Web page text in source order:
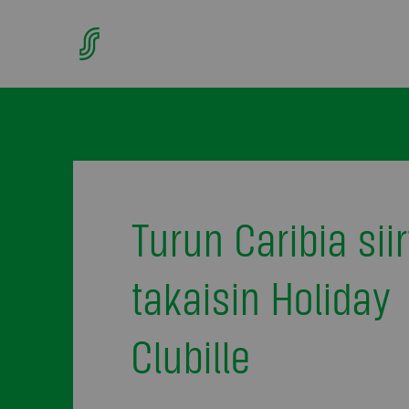
Turun Caribia
takaisin Holiday
Clubille